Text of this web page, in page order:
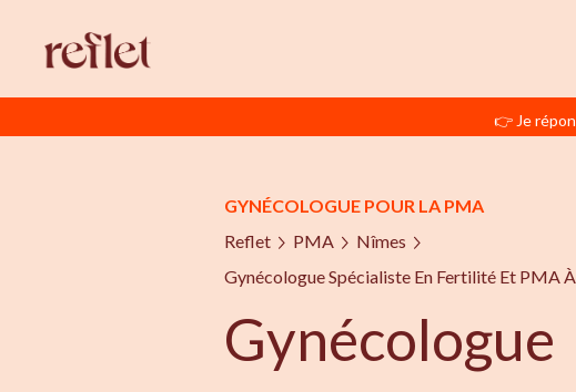
👉 Je
GYNÉCOLOGUE POUR LA PMA
Reflet
PMA
Nîmes
Gynécologue Spécialiste En Fertilité Et PMA
Gynécologue